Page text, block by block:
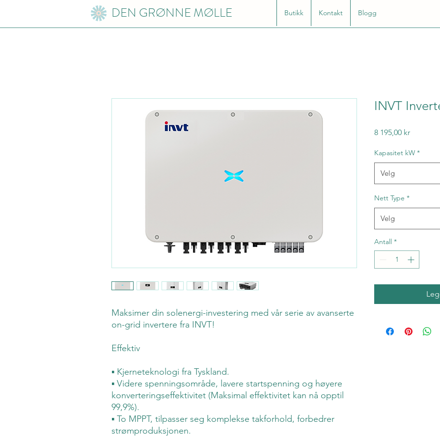
Butikk Kontakt Blogg
DEN GRØNNE MØLLE
Maksimer din solenergi-investering med vår serie av avanserte
on-grid invertere fra INVT!
Effektiv
▪ Kjerneteknologi fra Tyskland.
▪ Videre spenningsområde, lavere startspenning og høyere
konverteringseffektivitet (Maksimal effektivitet kan nå opptil
99,9%).
▪ To MPPT, tilpasser seg komplekse takforhold, forbedrer
strømproduksjonen.
INVT
8 195,00 krPris
Kapasitet kW *
Velg
Nett Type *
Velg
Antall *